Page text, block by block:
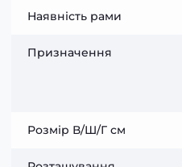
Наявність рами
Призначення
Розмір В/Ш/Г см